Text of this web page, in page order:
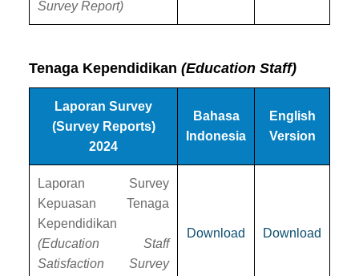
Survey Report)
Tenaga Kependidikan (Education Staff)
Laporan Survey
(Survey Reports)
2024
Bahasa
Indonesia
English
Version
Laporan Survey
Kepuasan Tenaga
Kependidikan
(Education Staff
Satisfaction Survey
Download Download